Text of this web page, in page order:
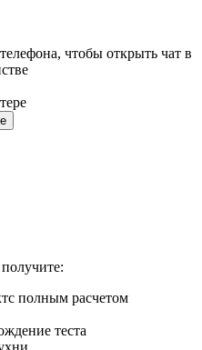
чтобы открыть чат в
полным расчетом
теста